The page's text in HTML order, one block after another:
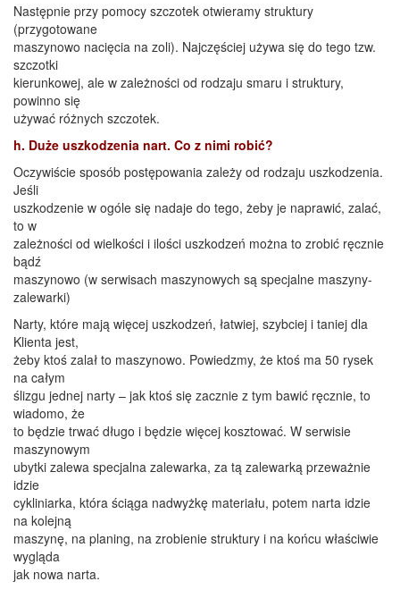
Następnie przy pomocy szczotek otwieramy struktury
(przygotowane
maszynowo nacięcia na zoli). Najczęściej używa się do tego tzw.
szczotki
kierunkowej, ale w zależności od rodzaju smaru i struktury,
powinno się
używać różnych szczotek.
h. Duże uszkodzenia nart. Co z nimi robić?
Oczywiście sposób postępowania zależy od rodzaju uszkodzenia.
Jeśli
uszkodzenie w ogóle się nadaje do tego, żeby je naprawić, zalać,
to w
zależności od wielkości i ilości uszkodzeń można to zrobić ręcznie
bądź
maszynowo (w serwisach maszynowych są specjalne maszyny-
zalewarki)
Narty, które mają więcej uszkodzeń, łatwiej, szybciej i taniej dla
Klienta jest,
żeby ktoś zalał to maszynowo. Powiedzmy, że ktoś ma 50 rysek
na całym
ślizgu jednej narty – jak ktoś się zacznie z tym bawić ręcznie, to
wiadomo, że
to będzie trwać długo i będzie więcej kosztować. W serwisie
maszynowym
ubytki zalewa specjalna zalewarka, za tą zalewarką przeważnie
idzie
cykliniarka, która ściąga nadwyżkę materiału, potem narta idzie
na kolejną
maszynę, na planing, na zrobienie struktury i na końcu właściwie
wygląda
jak nowa narta.